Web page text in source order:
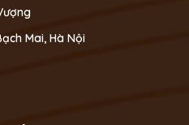
Mai, Hà Nội